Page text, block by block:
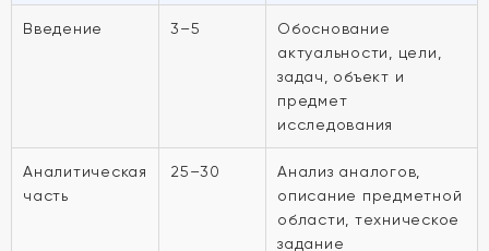
Введение 3–5
Обоснование
актуальности, цели,
задач, объект и
предмет
исследования
Аналитическая
часть
25–30
Анализ аналогов,
описание предметной
области, техническое
задание